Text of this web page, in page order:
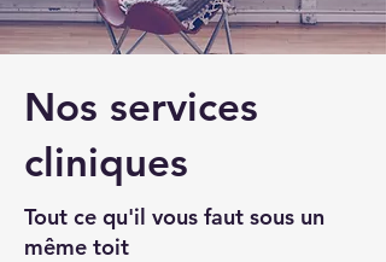
Nos services
cliniques
Tout ce qu'il vous faut sous un
même toit